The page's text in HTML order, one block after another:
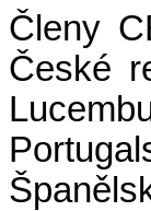
Členy
České